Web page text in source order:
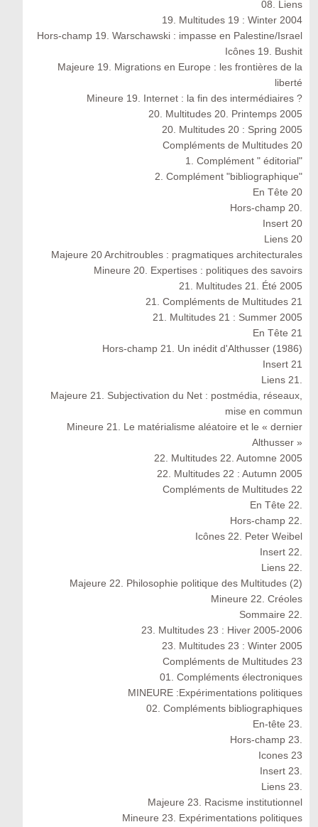
08. Liens
19. Multitudes 19 : Winter 2004
Hors-champ 19. Warschawski : impasse en Palestine/Israel
Icônes 19. Bushit
Majeure 19. Migrations en Europe : les frontières de la
liberté
Mineure 19. Internet : la fin des intermédiaires ?
20. Multitudes 20. Printemps 2005
20. Multitudes 20 : Spring 2005
Compléments de Multitudes 20
1. Complément " éditorial"
2. Complément "bibliographique"
En Tête 20
Hors-champ 20.
Insert 20
Liens 20
Majeure 20 Architroubles : pragmatiques architecturales
Mineure 20. Expertises : politiques des savoirs
21. Multitudes 21. Été 2005
21. Compléments de Multitudes 21
21. Multitudes 21 : Summer 2005
En Tête 21
Hors-champ 21. Un inédit d'Althusser (1986)
Insert 21
Liens 21.
Majeure 21. Subjectivation du Net : postmédia, réseaux,
mise en commun
Mineure 21. Le matérialisme aléatoire et le « dernier
Althusser »
22. Multitudes 22. Automne 2005
22. Multitudes 22 : Autumn 2005
Compléments de Multitudes 22
En Tête 22.
Hors-champ 22.
Icônes 22. Peter Weibel
Insert 22.
Liens 22.
Majeure 22. Philosophie politique des Multitudes (2)
Mineure 22. Créoles
Sommaire 22.
23. Multitudes 23 : Hiver 2005-2006
23. Multitudes 23 : Winter 2005
Compléments de Multitudes 23
01. Compléments électroniques
MINEURE :Expérimentations politiques
02. Compléments bibliographiques
En-tête 23.
Hors-champ 23.
Icones 23
Insert 23.
Liens 23.
Majeure 23. Racisme institutionnel
Mineure 23. Expérimentations politiques